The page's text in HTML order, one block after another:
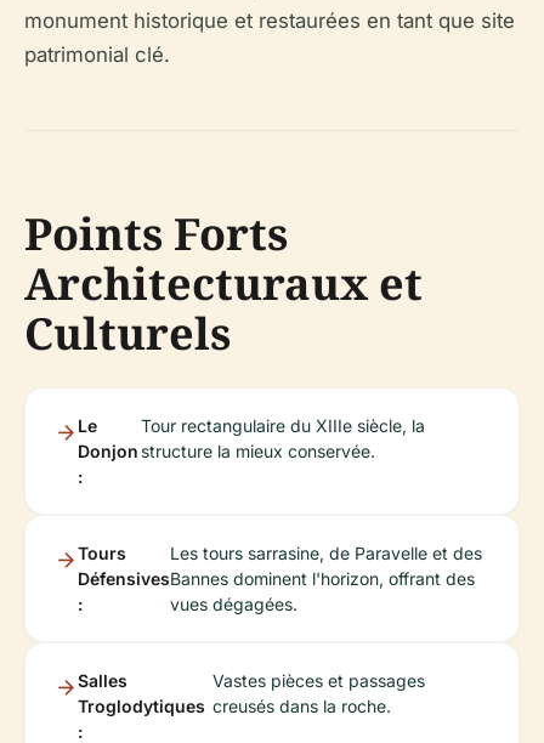
monument historique et restaurées en tant que site
patrimonial clé.
Points Forts
Architecturaux et
Culturels
Le
Donjon
:
Tour rectangulaire du XIIIe siècle, la
structure la mieux conservée.
Tours
Défensives
:
Les tours sarrasine, de Paravelle et des
Bannes dominent l'horizon, offrant des
vues dégagées.
Salles
Troglodytiques
:
Vastes pièces et passages
creusés dans la roche.